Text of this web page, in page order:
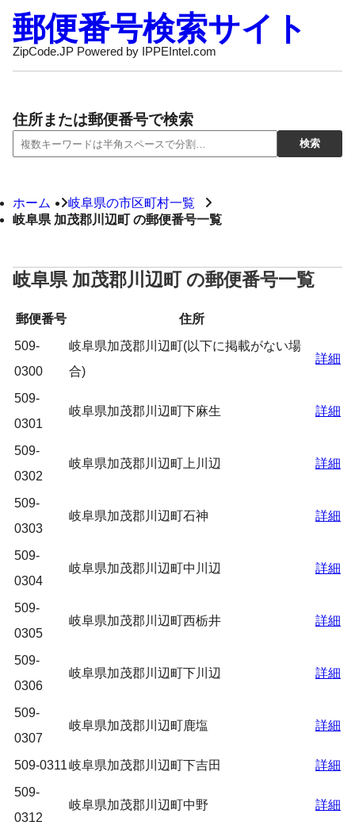
郵便番号検索サイト
ZipCode.JP Powered by IPPEIntel.com
住所または郵便番号で検索
ホーム
岐阜県の市区町村一覧
岐阜県 加茂郡川辺町 の郵便番号一覧
岐阜県 加茂郡川辺町 の郵便番号一覧
郵便番号
住所
509-
0300
岐阜県加茂郡川辺町(以下に掲載がない場
合)
詳細
509-
0301
岐阜県加茂郡川辺町下麻生 詳細
509-
0302
岐阜県加茂郡川辺町上川辺 詳細
509-
0303
岐阜県加茂郡川辺町石神 詳細
509-
0304
岐阜県加茂郡川辺町中川辺 詳細
509-
0305
岐阜県加茂郡川辺町西栃井 詳細
509-
0306
岐阜県加茂郡川辺町下川辺 詳細
509-
0307
岐阜県加茂郡川辺町鹿塩 詳細
509-0311岐阜県加茂郡川辺町下吉田
詳細
509-
0312
岐阜県加茂郡川辺町中野 詳細